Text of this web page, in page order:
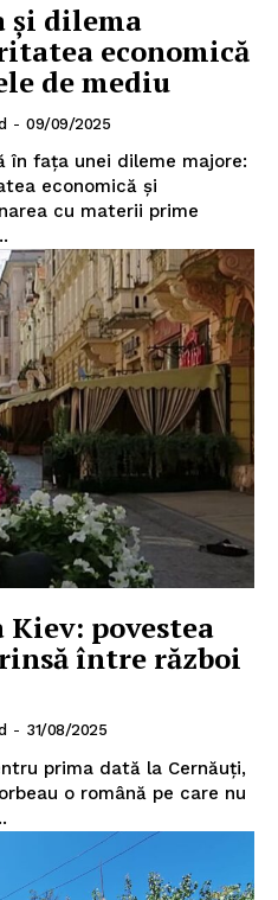
și dilema
economică
de mediu
- 09/09/2025
în fața unei dileme majore:
economică și
cu materii prime
Kiev: povestea
între război
- 31/08/2025
prima dată la Cernăuți,
o română pe care nu